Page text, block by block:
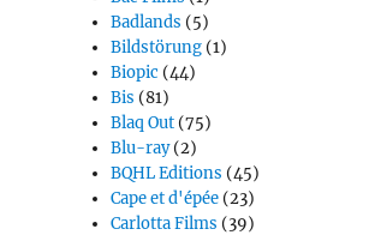
Badlands (5)
Bildstörung (1)
Biopic (44)
Bis (81)
Blaq Out (75)
Blu-ray(2)
BQHL Editions (45)
Cape et d'épée (23)
Carlotta Films (39)